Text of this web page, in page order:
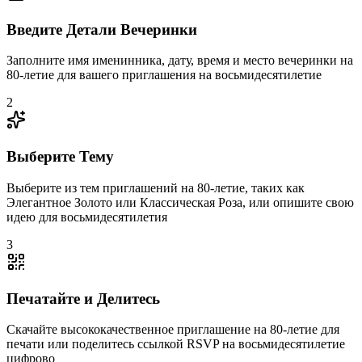
Введите Детали Вечеринки
Заполните имя именинника, дату, время и место вечеринки на
80-летие для вашего приглашения на восьмидесятилетие
2
Выберите Тему
Выберите из тем приглашений на 80-летие, таких как
Элегантное Золото или Классическая Роза, или опишите свою
идею для восьмидесятилетия
3
Печатайте и Делитесь
Скачайте высококачественное приглашение на 80-летие для
печати или поделитесь ссылкой RSVP на восьмидесятилетие
цифрово